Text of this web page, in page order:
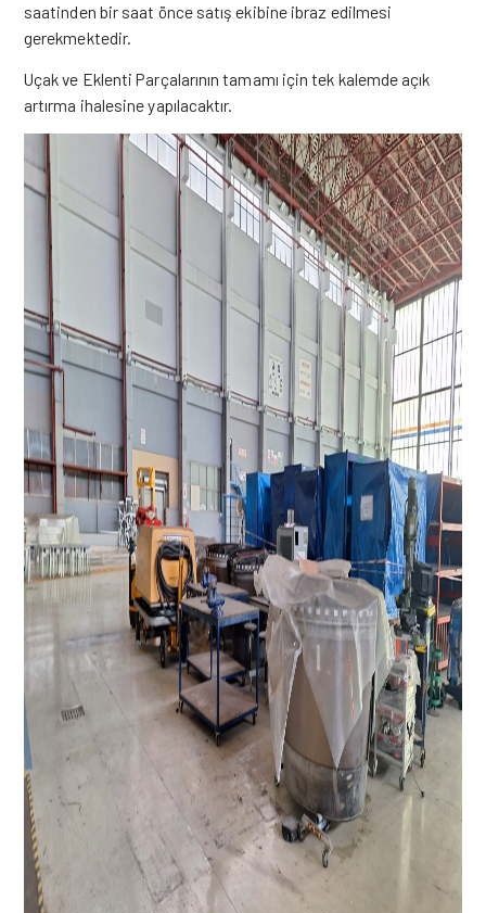
saatinden bir saat önce satış ekibine ibraz edilmesi
gerekmektedir.
Uçak ve Eklenti Parçalarının tamamı için tek kalemde açık
artırma ihalesine yapılacaktır.